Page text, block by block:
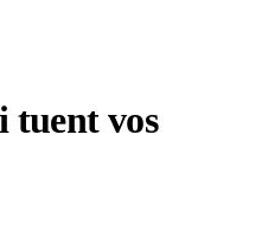
tuent vos